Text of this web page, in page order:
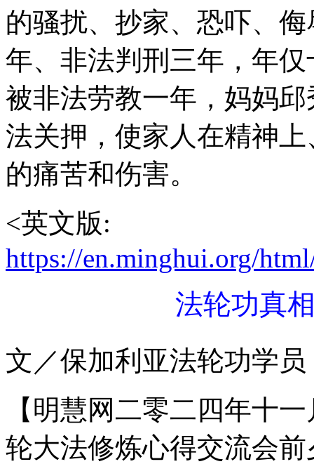
的骚扰、抄家、恐吓、
年、非法判刑三年，年
被非法劳教一年，妈妈
法关押，使家人在精神
的痛苦和伤害。
<英文版:
https://en.minghui.org/
法轮功真
文／保加利亚法轮功学员
【明慧网二零二四年十
轮大法修炼心得交流会